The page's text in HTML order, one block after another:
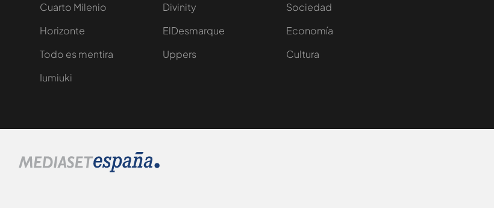
Cuarto Milenio
Horizonte
Todo es mentira
Iumiuki
Divinity
ElDesmarque
Uppers
Sociedad
Economía
Cultura